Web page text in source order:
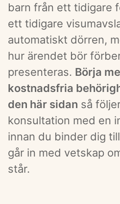
barn från ett tidigare
ett tidigare
automatiskt dörren,
hur ärendet bör
presenteras. Börja
kostnadsfria
den här sidan så
konsultation med en
innan du binder dig
går in med vetskap
står.